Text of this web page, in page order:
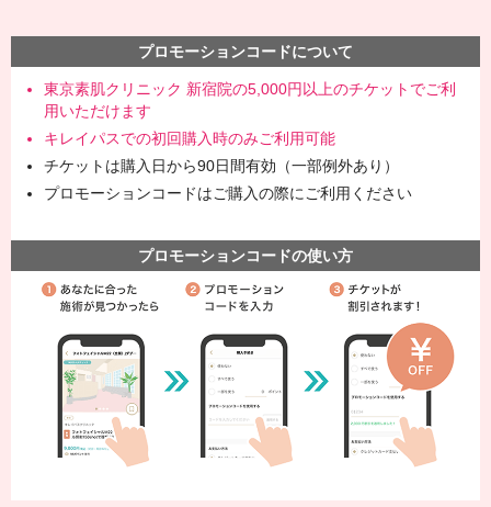
プロモーションコードについて
東京素肌クリニック 新宿院の5,000円以上のチケットでご利
用いただけます
キレイパスでの初回購入時のみご利用可能
チケットは購入日から90日間有効（一部例外あり）
プロモーションコードはご購入の際にご利用ください
プロモーションコードの使い方